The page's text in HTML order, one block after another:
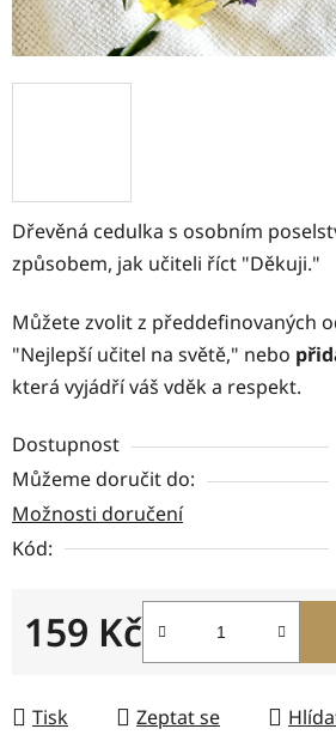
Dřevěná cedulka s osobním
způsobem, jak učiteli říct "Děkuji."
Můžete zvolit z předdefinovaných
"Nejlepší učitel na světě," nebo
která vyjádří váš vděk a respekt.
Dostupnost
Můžeme doručit do:
Možnosti doručení
Kód:
159 Kč
Tisk Zeptat se